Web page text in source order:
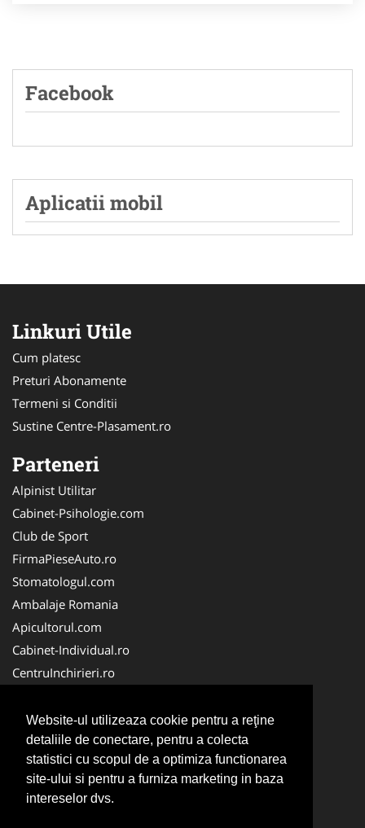
Website-ul utilizeaza cookie pentru a reţine
detaliile de conectare, pentru a colecta
statistici cu scopul de a optimiza functionarea
site-ului si pentru a furniza marketing in baza
intereselor dvs.
Facebook
Aplicatii mobil
Linkuri Utile
Cum platesc
Preturi Abonamente
Termeni si Conditii
Sustine Centre-Plasament.ro
Parteneri
Alpinist Utilitar
Cabinet-Psihologie.com
Club de Sport
FirmaPieseAuto.ro
Stomatologul.com
Ambalaje Romania
Apicultorul.com
Cabinet-Individual.ro
CentruInchirieri.ro
FirmaDeratizare.ro
InstructorScoalaAuto.ro
SalonFrizerieCanina.com
Scoala Auto